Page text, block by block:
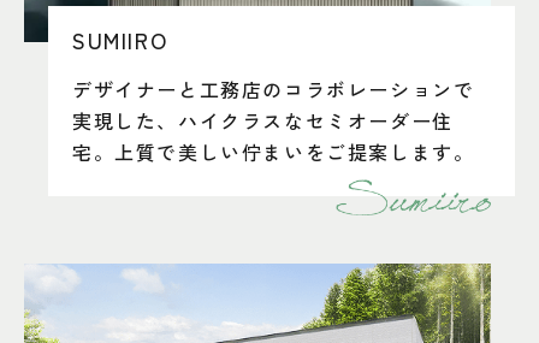
SUMIIRO
デザイナーと工務店のコラボレーションで
実現した、ハイクラスなセミオーダー住
宅。上質で美しい佇まいをご提案します。